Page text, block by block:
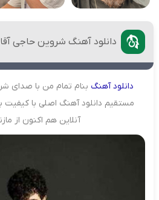
دانلود آهنگ شروین حاجی
دانلودآهنگ بنام تمام من با صدای
مستقیم دانلود آهنگ اصلی با کیفیت
آنلاین هم اکنون از